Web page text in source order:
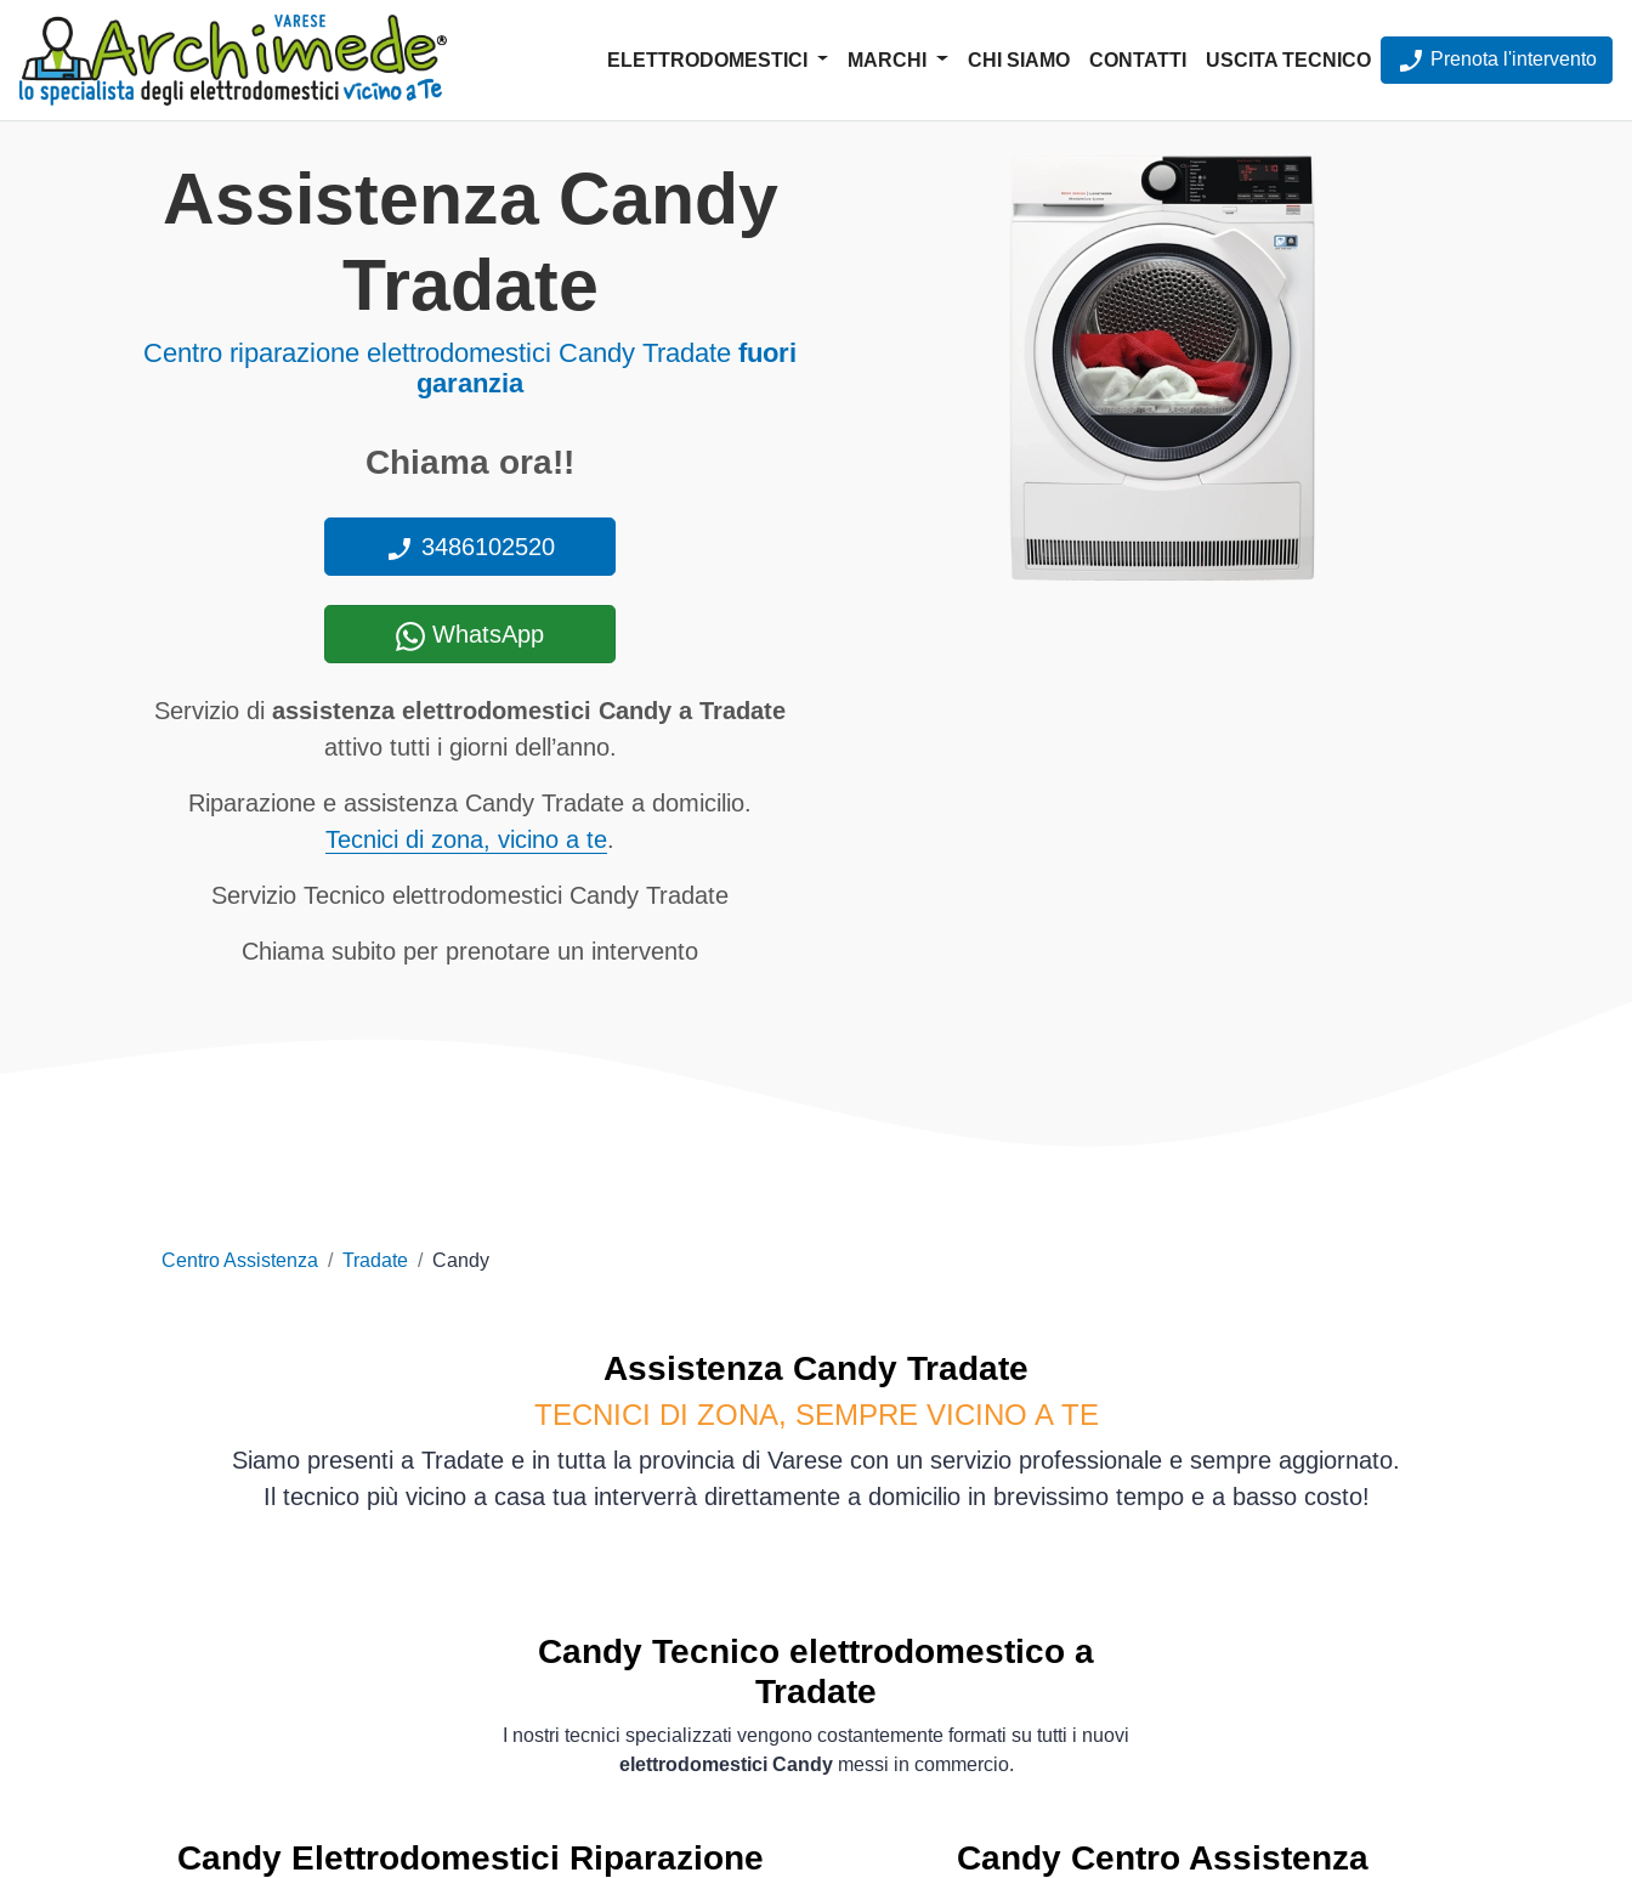
ELETTRODOMESTICI MARCHI CHI SIAMO CONTATTI USCITA TECNICO Prenota l'intervento
Assistenza Candy
Tradate
Centro riparazione elettrodomestici Candy Tradate fuori
garanzia
Chiama ora!!
3486102520
WhatsApp
Servizio di assistenza elettrodomestici Candy a Tradate
attivo tutti i giorni dell’anno.
Riparazione e assistenza Candy Tradate a domicilio.
Tecnici di zona, vicino a te.
Servizio Tecnico elettrodomestici Candy Tradate
Chiama subito per prenotare un intervento
Centro Assistenza Tradate Candy
Assistenza Candy Tradate
TECNICI DI ZONA, SEMPRE VICINO A TE
Siamo presenti a Tradate e in tutta la provincia di Varese con un servizio professionale e sempre aggiornato.
Il tecnico più vicino a casa tua interverrà direttamente a domicilio in brevissimo tempo e a basso costo!
Candy Tecnico elettrodomestico a
Tradate
I nostri tecnici specializzati vengono costantemente formati su tutti i nuovi
elettrodomestici Candymessi in commercio.
Candy Elettrodomestici Riparazione
Candy Centro Assistenza